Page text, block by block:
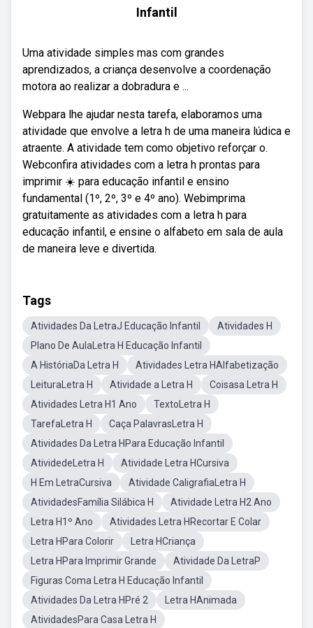
Infantil
Uma atividade simples mas com grandes
aprendizados, a criança desenvolve a coordenação
motora ao realizar a dobradura e ...
Webpara lhe ajudar nesta tarefa, elaboramos uma
atividade que envolve a letra h de uma maneira lúdica e
atraente. A atividade tem como objetivo reforçar o.
Webconfira atividades com a letra h prontas para
imprimir ☀️ para educação infantil e ensino
fundamental (1º, 2º, 3º e 4º ano). Webimprima
gratuitamente as atividades com a letra h para
educação infantil, e ensine o alfabeto em sala de aula
de maneira leve e divertida.
Tags
Atividades Da LetraJ Educação Infantil
Atividades H
Plano De AulaLetra H Educação Infantil
A HistóriaDa Letra H
Atividades Letra HAlfabetização
LeituraLetra H
Atividade a Letra H
Coisasa Letra H
Atividades Letra H1 Ano
TextoLetra H
TarefaLetra H
Caça PalavrasLetra H
Atividades Da Letra HPara Educação Infantil
AtividedeLetra H
Atividade Letra HCursiva
H Em LetraCursiva
Atividade CaligrafiaLetra H
AtividadesFamília Silábica H
Atividade Letra H2 Ano
Letra H1º Ano
Atividades Letra HRecortar E Colar
Letra HPara Colorir
Letra HCriança
Letra HPara Imprimir Grande
Atividade Da LetraP
Figuras Coma Letra H Educação Infantil
Atividades Da Letra HPré 2
Letra HAnimada
AtividadesPara Casa Letra H